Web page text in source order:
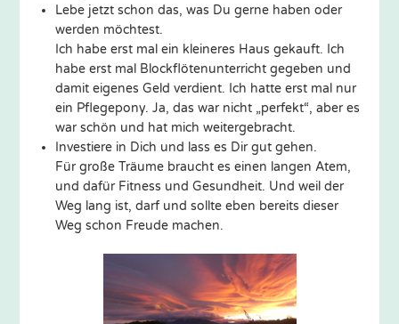
Lebe jetzt schon das, was Du gerne haben oder
werden möchtest.
Ich habe erst mal ein kleineres Haus gekauft. Ich
habe erst mal Blockflötenunterricht gegeben und
damit eigenes Geld verdient. Ich hatte erst mal nur
ein Pflegepony. Ja, das war nicht „perfekt“, aber es
war schön und hat mich weitergebracht.
Investiere in Dich und lass es Dir gut gehen.
Für große Träume braucht es einen langen Atem,
und dafür Fitness und Gesundheit. Und weil der
Weg lang ist, darf und sollte eben bereits dieser
Weg schon Freude machen.